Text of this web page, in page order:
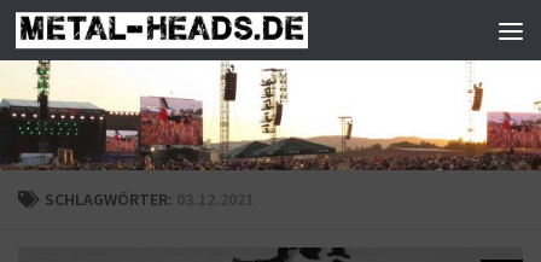
Zum Inhalt springen
SCHLAGWÖRTER: 03.12.2021